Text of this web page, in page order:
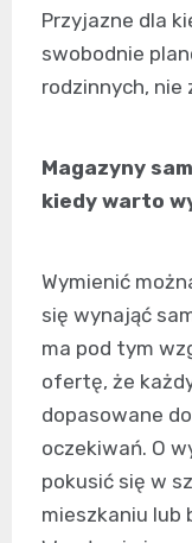
Przyjazne dla
swobodnie
rodzinnych, nie
Magazyny
kiedy warto
Wymienić
się wynająć
ma pod tym
ofertę, że
dopasowane
oczekiwań. O
pokusić się w
mieszkaniu lub